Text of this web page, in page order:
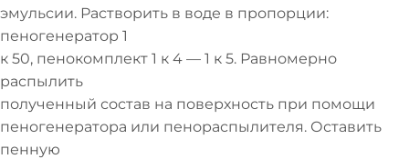
эмульсии. Растворить в воде в пропорции:
пеногенератор 1
к 50, пенокомплект 1 к 4 — 1 к 5. Равномерно
распылить
полученный состав на поверхность при помощи
пеногенератора или пенораспылителя. Оставить
пенную